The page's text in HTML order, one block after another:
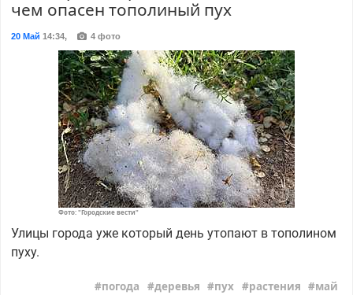
чем опасен тополиный пух
20 Май 14:34, 4 фото
Фото: "Городские вести"
Улицы города уже который день утопают в тополином
пуху.
погода деревья пух растения май